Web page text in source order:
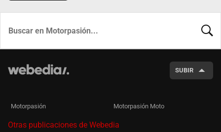
SUBIR
Motorpasión Motorpasión Moto
Otras publicaciones de Webedia